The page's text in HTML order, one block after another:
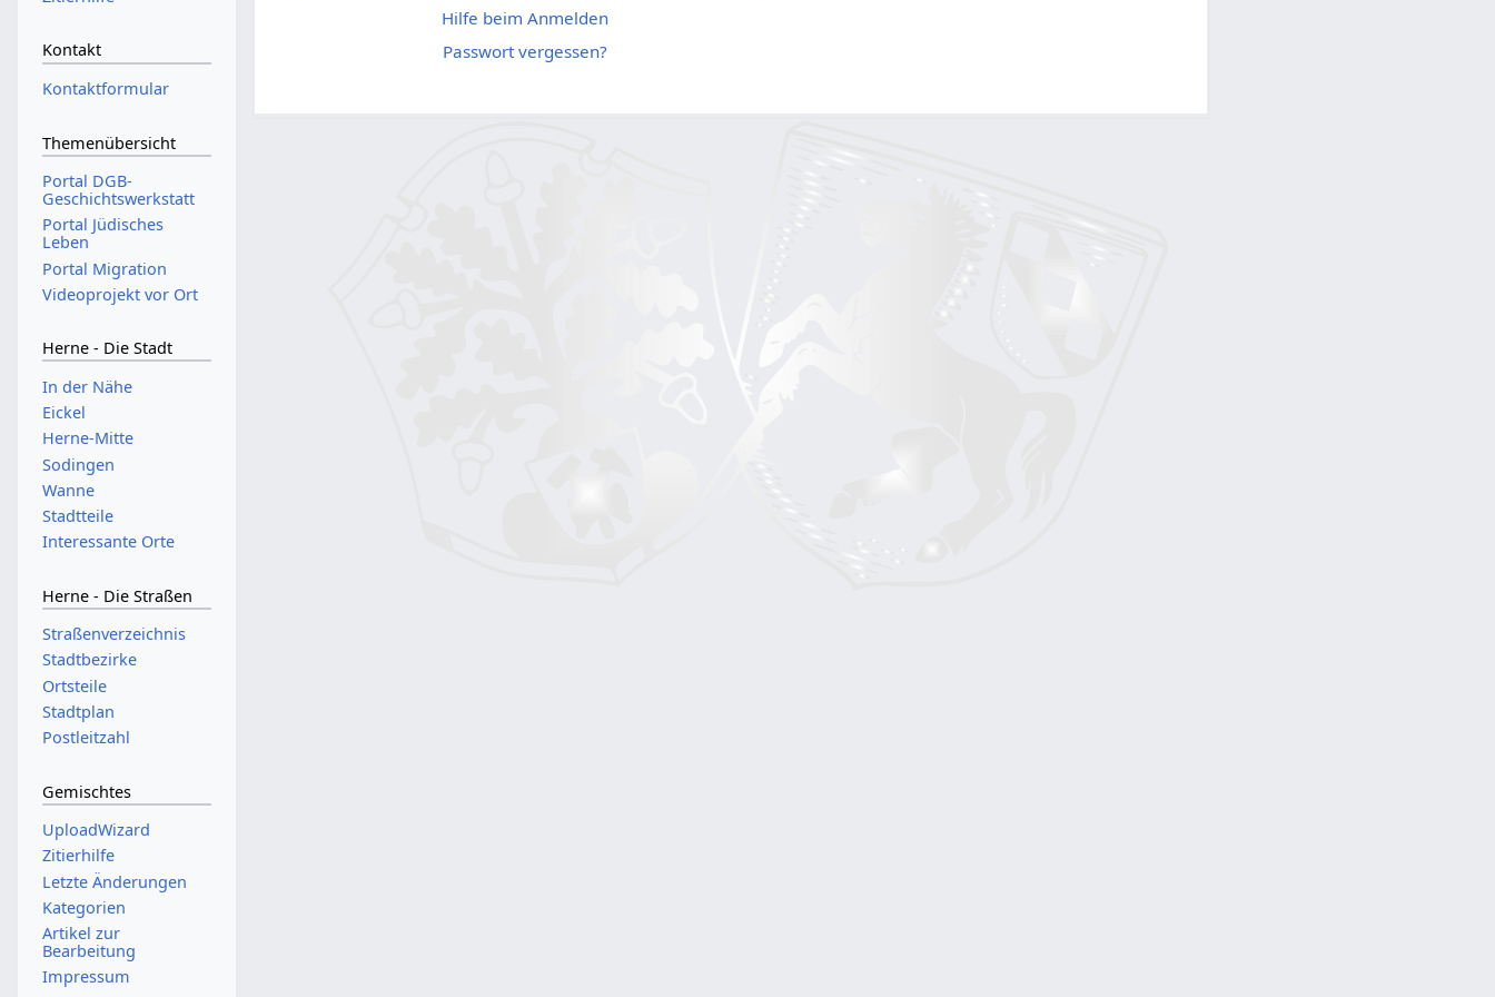
Hilfe beim Anmelden
Passwort vergessen?
Kontakt
Kontaktformular
Themenübersicht
Portal DGB-
Geschichtswerkstatt
Portal Jüdisches
Leben
Portal Migration
Videoprojekt vor Ort
Herne - Die Stadt
In der Nähe
Eickel
Herne-Mitte
Sodingen
Wanne
Stadtteile
Interessante Orte
Herne - Die Straßen
Straßenverzeichnis
Stadtbezirke
Ortsteile
Stadtplan
Postleitzahl
Gemischtes
UploadWizard
Zitierhilfe
Letzte Änderungen
Kategorien
Artikel zur
Bearbeitung
Impressum